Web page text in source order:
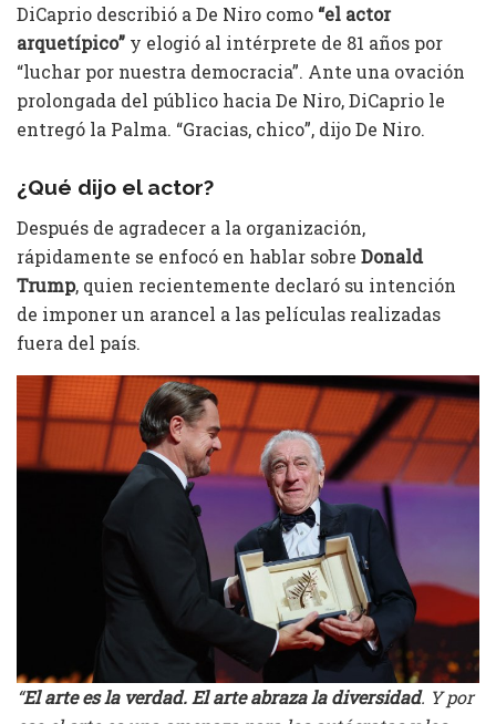
DiCaprio describió a De Niro como “el actor
arquetípico” y elogió al intérprete de 81 años por
“luchar por nuestra democracia”. Ante una ovación
prolongada del público hacia De Niro, DiCaprio le
entregó la Palma. “Gracias, chico”, dijo De Niro.
¿Qué dijo el actor?
Después de agradecer a la organización,
rápidamente se enfocó en hablar sobre Donald
Trump, quien recientemente declaró su intención
de imponer un arancel a las películas realizadas
fuera del país.
“El arte es la verdad. El arte abraza la diversidad. Y por